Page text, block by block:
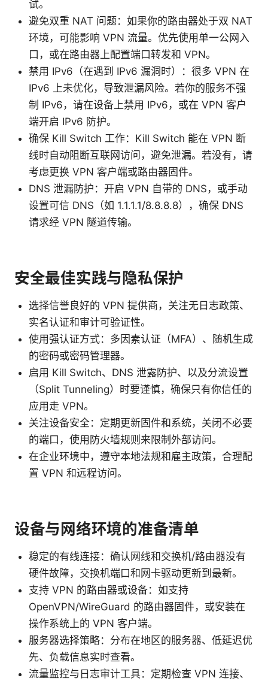
试。
避免双重 NAT 问题：如果你的路由器处于双 NAT
环境，可能影响 VPN 流量。优先使用单一公网入
口，或在路由器上配置端口转发和 VPN。
禁用 IPv6（在遇到 IPv6 漏洞时）：很多 VPN 在
IPv6 上未优化，导致泄漏风险。若你的服务不强
制 IPv6，请在设备上禁用 IPv6，或在 VPN 客户
端开启 IPv6 防护。
确保 Kill Switch 工作：Kill Switch 能在 VPN 断
线时自动阻断互联网访问，避免泄漏。若没有，请
考虑更换 VPN 客户端或路由器固件。
DNS 泄漏防护：开启 VPN 自带的 DNS，或手动
设置可信 DNS（如 1.1.1.1/8.8.8.8），确保 DNS
请求经 VPN 隧道传输。
安全最佳实践与隐私保护
选择信誉良好的 VPN 提供商，关注无日志政策、
实名认证和审计可验证性。
使用强认证方式：多因素认证（MFA）、随机生成
的密码或密码管理器。
启用 Kill Switch、DNS 泄露防护、以及分流设置
（Split Tunneling）时要谨慎，确保只有你信任的
应用走 VPN。
关注设备安全：定期更新固件和系统，关闭不必要
的端口，使用防火墙规则来限制外部访问。
在企业环境中，遵守本地法规和雇主政策，合理配
置 VPN 和远程访问。
设备与网络环境的准备清单
稳定的有线连接：确认网线和交换机/路由器没有
硬件故障，交换机端口和网卡驱动更新到最新。
支持 VPN 的路由器或设备：如支持
OpenVPN/WireGuard 的路由器固件，或安装在
操作系统上的 VPN 客户端。
服务器选择策略：分布在地区的服务器、低延迟优
先、负载信息实时查看。
流量监控与日志审计工具：定期检查 VPN 连接、